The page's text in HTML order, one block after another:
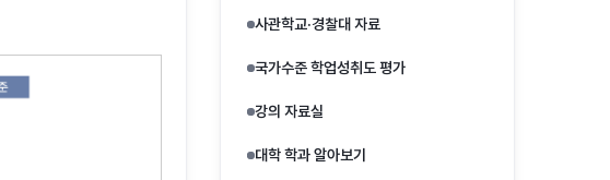
사관학교·경찰대 자료
국가수준 학업성취도 평가
강의 자료실
대학 학과 알아보기